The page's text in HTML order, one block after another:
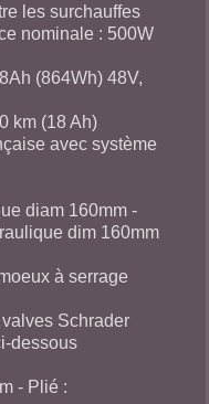
les surchauffes
nominale : 500W
(864Wh) 48V,
km (18 Ah)
avec système
diam 160mm -
dim 160mm
à serrage
Schrader
dessous
- Plié :